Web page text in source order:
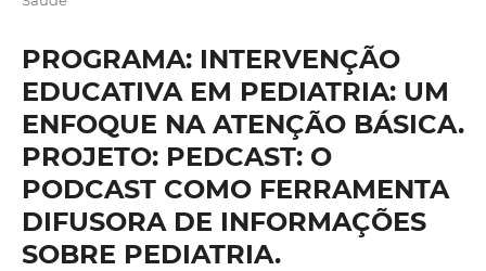
PROGRAMA: INTERVENÇÃO
EDUCATIVA EM PEDIATRIA: UM
ENFOQUE NA ATENÇÃO BÁSICA.
PROJETO: PEDCAST: O
PODCAST COMO FERRAMENTA
DIFUSORA DE INFORMAÇÕES
SOBRE PEDIATRIA.